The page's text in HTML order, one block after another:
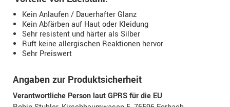
Kein Anlaufen / Dauerhafter Glanz
Kein Abfärben auf Haut oder Kleidung
Sehr resistent und härter als Silber
Ruft keine allergischen Reaktionen hervor
Sehr Preiswert
Angaben zur Produktsicherheit
Verantwortliche Person laut GPRS für die EU